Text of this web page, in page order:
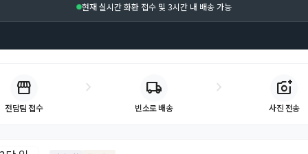
현재 실시간 화환 접수 및 3시간 내 배송 가능
storefront
전담팀 접수
chevron_right local_shipping
빈소로 배송
chevron_right add_a_photo
사진 전송